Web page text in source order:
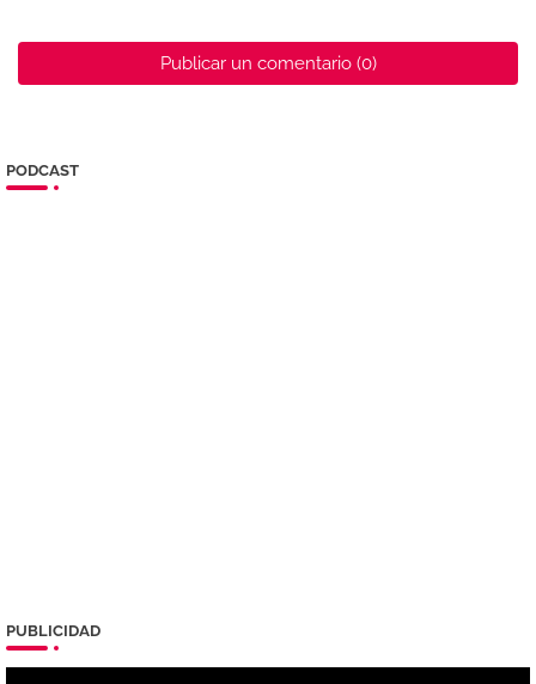
Publicar un comentario (0)
PODCAST
PUBLICIDAD